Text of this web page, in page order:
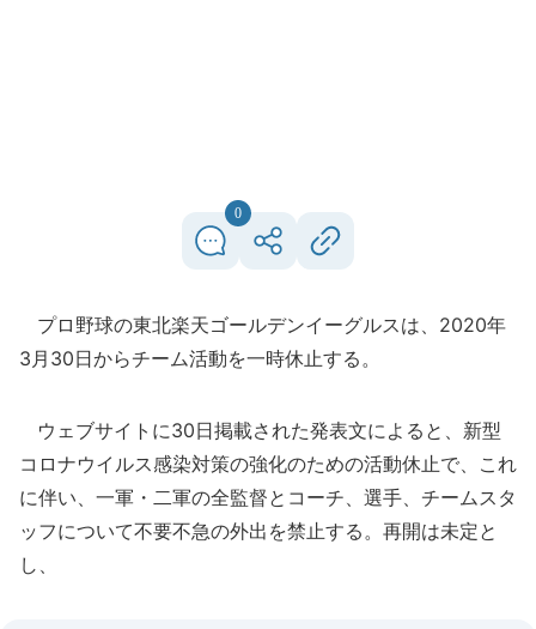
0
プロ野球の東北楽天ゴールデンイーグルスは、2020年
3月30日からチーム活動を一時休止する。
ウェブサイトに30日掲載された発表文によると、新型
コロナウイルス感染対策の強化のための活動休止で、これ
に伴い、一軍・二軍の全監督とコーチ、選手、チームスタ
ッフについて不要不急の外出を禁止する。再開は未定と
し、